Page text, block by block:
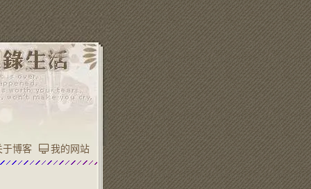
于博客 我的网站